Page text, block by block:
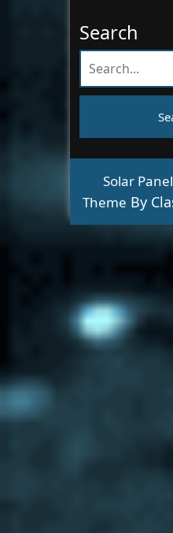
Search
Solar
Theme By